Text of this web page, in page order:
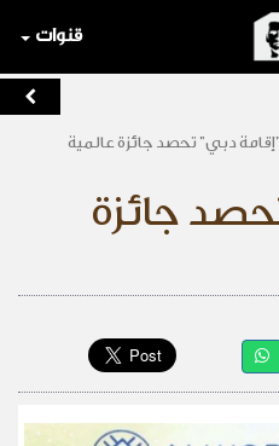
قنوات
"إقامة دبي" تحصد جائزة عالمية
جائزة